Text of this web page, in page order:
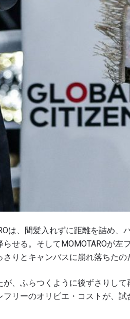
は、間髪入れずに距離を詰め、
せる。そしてMOMOTAROが左
りとキャンバスに崩れ落ちたの
、ふらつくように後ずさりして
リーのオリビエ・コストが、試
ハイライトを見る
で記入）
送信することにより、お客
情報の収集、使用および開示
様は、いつでも配信を停止す